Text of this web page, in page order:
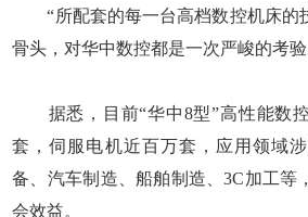
“所配套的每一台高档数控机床的
骨头，对华中数控都是一次严峻的考
据悉，目前“华中8型”高性能数
套，伺服电机近百万套，应用领域
备、汽车制造、船舶制造、3C加工等
会效益。